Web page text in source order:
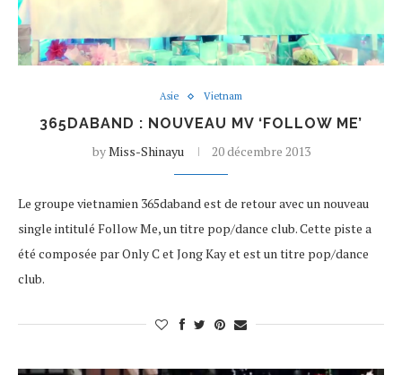
Asie Vietnam
365DABAND : NOUVEAU MV ‘FOLLOW ME’
byMiss-Shinayu 20 décembre 2013
Le groupe vietnamien 365daband est de retour avec un nouveau
single intitulé Follow Me, un titre pop/dance club. Cette piste a
été composée par Only C et Jong Kay et est un titre pop/dance
club.